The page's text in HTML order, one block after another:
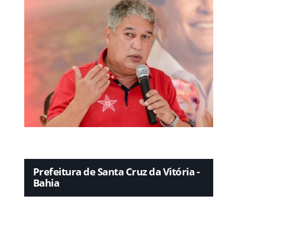
Prefeitura de Santa Cruz da Vitória -
Bahia